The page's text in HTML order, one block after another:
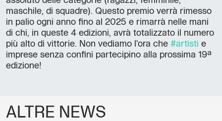
maschile, di squadre). Questo premio verrà rimesso
in palio ogni anno fino al 2025 e rimarrà nelle mani
di chi, in queste 4 edizioni, avrà totalizzato il numero
più alto di vittorie. Non vediamo l'ora che #artisti e
imprese senza confini partecipino alla prossima 19ª
edizione!
ALTRE NEWS